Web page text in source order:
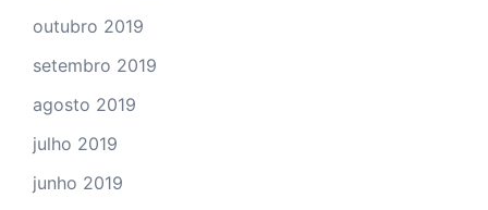
outubro 2019
setembro 2019
agosto 2019
julho 2019
junho 2019